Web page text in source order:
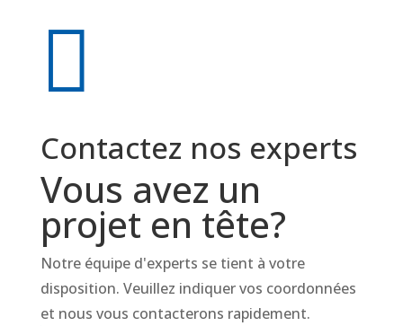
Contactez nos experts
Vous avez un
projet en tête?
Notre équipe d'experts se tient à votre
disposition. Veuillez indiquer vos coordonnées
et nous vous contacterons rapidement.